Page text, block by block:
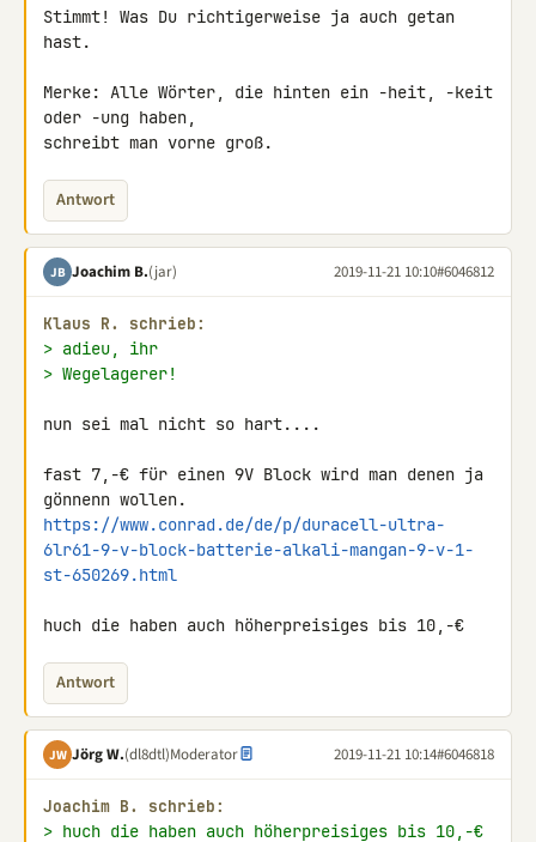
Stimmt! Was Du richtigerweise ja auch getan
hast.
Merke: Alle Wörter, die hinten ein -heit, -keit
oder -ung haben,
schreibt man vorne groß.
Antwort
JB Joachim B.(jar) 2019-11-21 10:10#6046812
Klaus R. schrieb:
> adieu, ihr
> Wegelagerer!
nun sei mal nicht so hart....
fast 7,-€ für einen 9V Block wird man denen ja
https://www.conrad.de/de/p/duracell-ultra-
6lr61-9-v-block-batterie-alkali-mangan-9-v-1-
st-650269.html
huch die haben auch höherpreisiges bis 10,-€
Antwort
JW Jörg W.(dl8dtl)Moderator 2019-11-21 10:14#6046818
Joachim B. schrieb:
> huch die haben auch höherpreisiges bis 10,-€